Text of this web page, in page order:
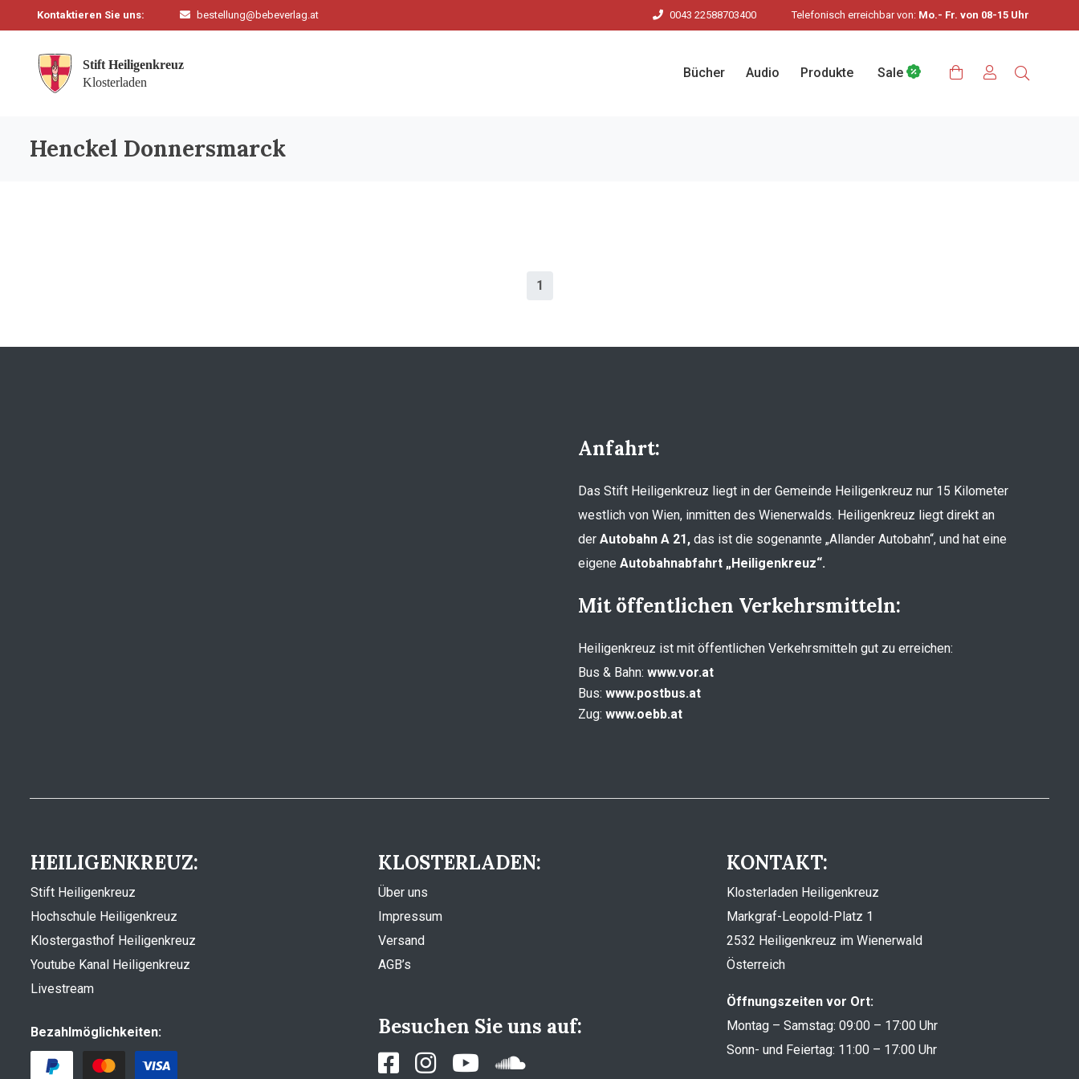
Kontaktieren Sie uns: bestellung@bebeverlag.at 0043 22588703400 Telefonisch erreichbar von: Mo.- Fr. von 08-15 Uhr
Bücher Audio Produkte Sale
Henckel Donnersmarck
1
Anfahrt:
Das Stift Heiligenkreuz liegt in der Gemeinde Heiligenkreuz nur 15 Kilometer
westlich von Wien, inmitten des Wienerwalds. Heiligenkreuz liegt direkt an
der Autobahn A 21, das ist die sogenannte „Allander Autobahn“, und hat eine
eigene Autobahnabfahrt „Heiligenkreuz“.
Mit öffentlichen Verkehrsmitteln:
Heiligenkreuz ist mit öffentlichen Verkehrsmitteln gut zu erreichen:
Bus & Bahn: www.vor.at
Bus: www.postbus.at
Zug: www.oebb.at
HEILIGENKREUZ:
Stift Heiligenkreuz
Hochschule Heiligenkreuz
Klostergasthof Heiligenkreuz
Youtube Kanal Heiligenkreuz
Livestream
Bezahlmöglichkeiten:
KLOSTERLADEN:
Über uns
Impressum
Versand
AGB’s
Besuchen Sie uns auf:
KONTAKT:
Klosterladen Heiligenkreuz
Markgraf-Leopold-Platz 1
2532 Heiligenkreuz im Wienerwald
Österreich
Öffnungszeiten vor Ort:
Montag – Samstag: 09:00 – 17:00 Uhr
Sonn- und Feiertag: 11:00 – 17:00 Uhr